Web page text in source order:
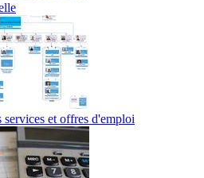
services et offres d'emploi